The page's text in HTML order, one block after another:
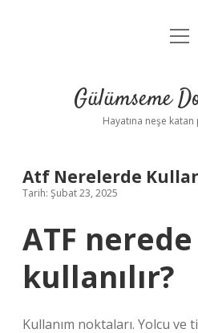
Anasayfa
Yasal
Gülümseme
Hayatına neşe
Atf Nerelerde
Tarih: Şubat 23, 2025
ATF nerede
kullanılır?
Kullanım noktaları. Yolcu